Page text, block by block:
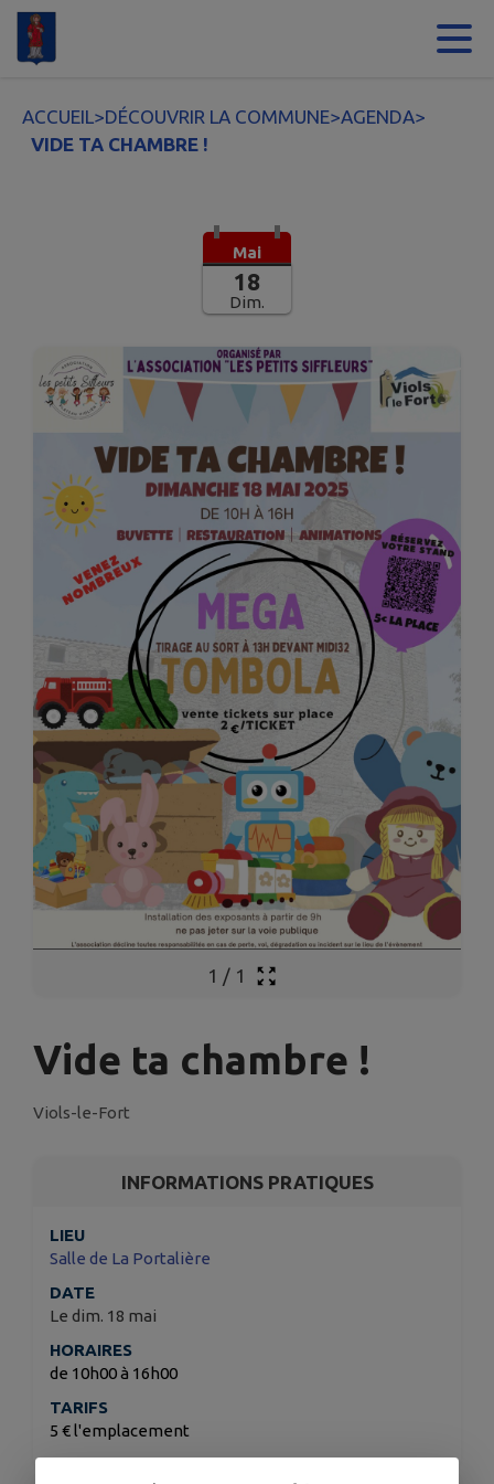
ACCUEIL>DÉCOUVRIR LA COMMUNE>AGENDA>
VIDE TA CHAMBRE !
Mai
18
Dim.
1 / 1
Vide ta chambre !
Viols-le-Fort
INFORMATIONS PRATIQUES
LIEU
Salle de La Portalière
DATE
Le dim. 18 mai
HORAIRES
de 10h00 à 16h00
TARIFS
5 € l'emplacement